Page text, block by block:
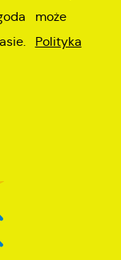
może
Polityka